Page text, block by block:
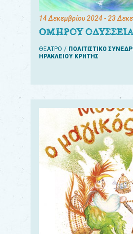
14 Δεκεμβρίου 2024- 23
ΟΜΗΡΟΥ
ΘΕΑΤΡΟ
ΠΟΛΙΤΙΣΤΙΚΟ
ΗΡΑΚΛΕΙΟΥ ΚΡΗΤΗΣ